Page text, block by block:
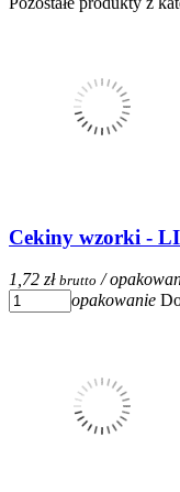
Cekiny wzorki -
1,72 zł brutto /
opakowanie